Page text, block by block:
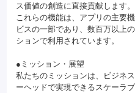
ス価値の創造に直接貢献します。
これらの機能は、アプリの主要
ビスの一部であり、数百万以上
ションで利用されています。
●ミッション・展望
私たちのミッションは、ビジネ
ーヘッドで実現できるスケーラ